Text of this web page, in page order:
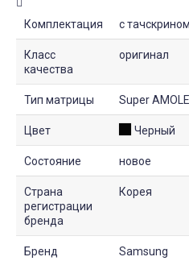
Комплектация с тачскрином
Класс
качества
оригинал
Тип матрицы Super
Цвет Черный
Состояние новое
Страна
регистрации
бренда
Корея
Бренд Samsung